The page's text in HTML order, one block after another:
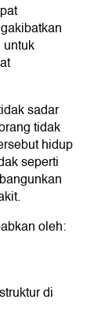
sadar
tidak
hidup
seperti
oleh:
di